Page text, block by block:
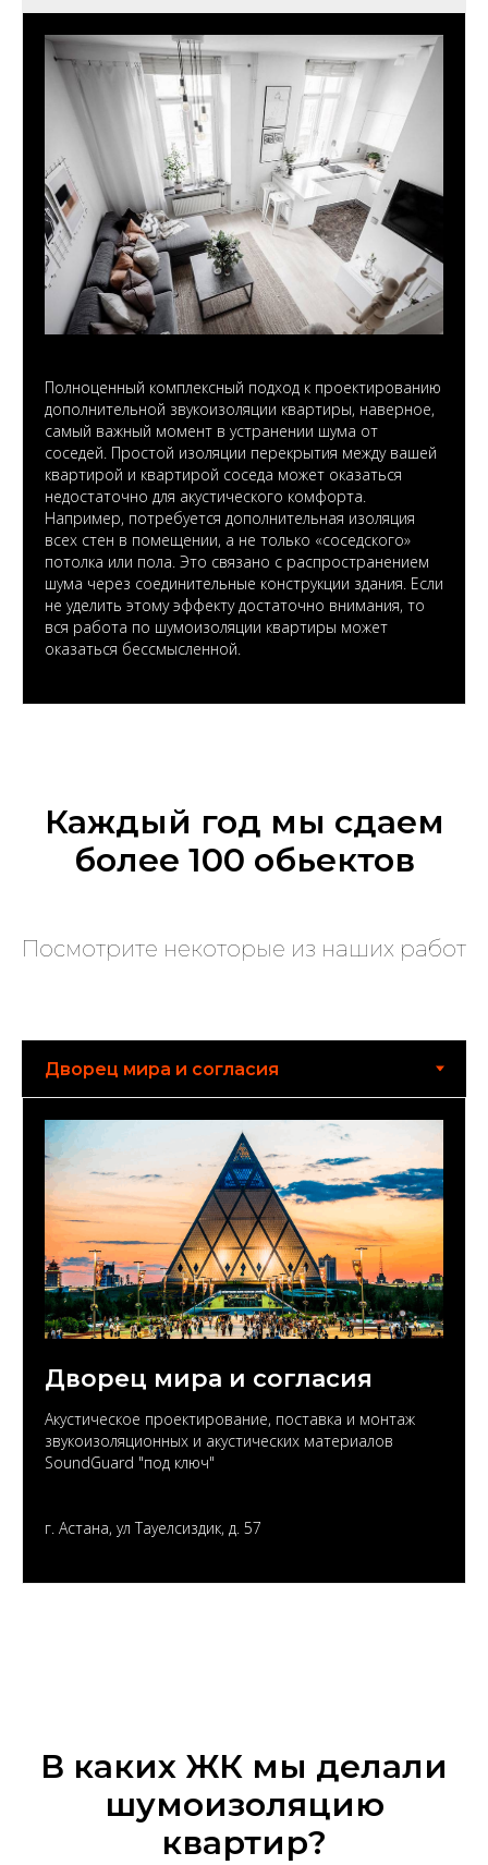
Полноценный комплексный подход к проектированию
дополнительной звукоизоляции квартиры, наверное,
самый важный момент в устранении шума от
соседей. Простой изоляции перекрытия между вашей
квартирой и квартирой соседа может оказаться
недостаточно для акустического комфорта.
Например, потребуется дополнительная изоляция
всех стен в помещении, а не только «соседского»
потолка или пола. Это связано с распространением
шума через соединительные конструкции здания. Если
не уделить этому эффекту достаточно внимания, то
вся работа по шумоизоляции квартиры может
оказаться бессмысленной.
Каждый год мы сдаем
более 100 обьектов
Посмотрите некоторые из наших работ
Дворец мира и согласия
Акустическое проектирование, поставка и монтаж
звукоизоляционных и акустических материалов
SoundGuard "под ключ"
г. Астана, ул Тауелсиздик, д. 57
В каких ЖК мы делали
шумоизоляцию
квартир?